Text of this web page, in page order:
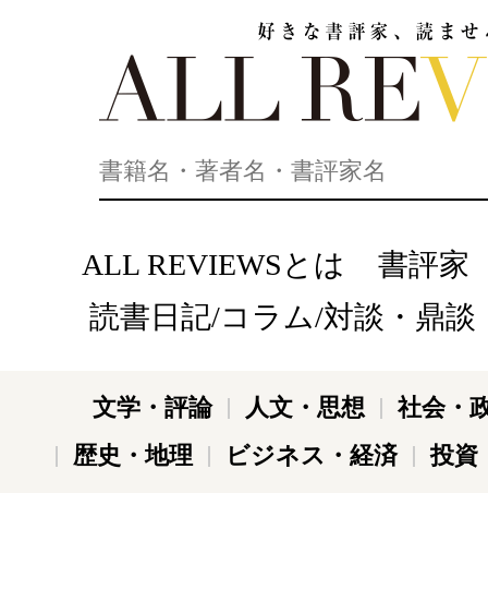
ALL REVIEWSとは
書評家
読書日記/コラム/対談・鼎談
文学・評論 人文・思想
社会・
歴史・地理
ビジネス・経済 投資